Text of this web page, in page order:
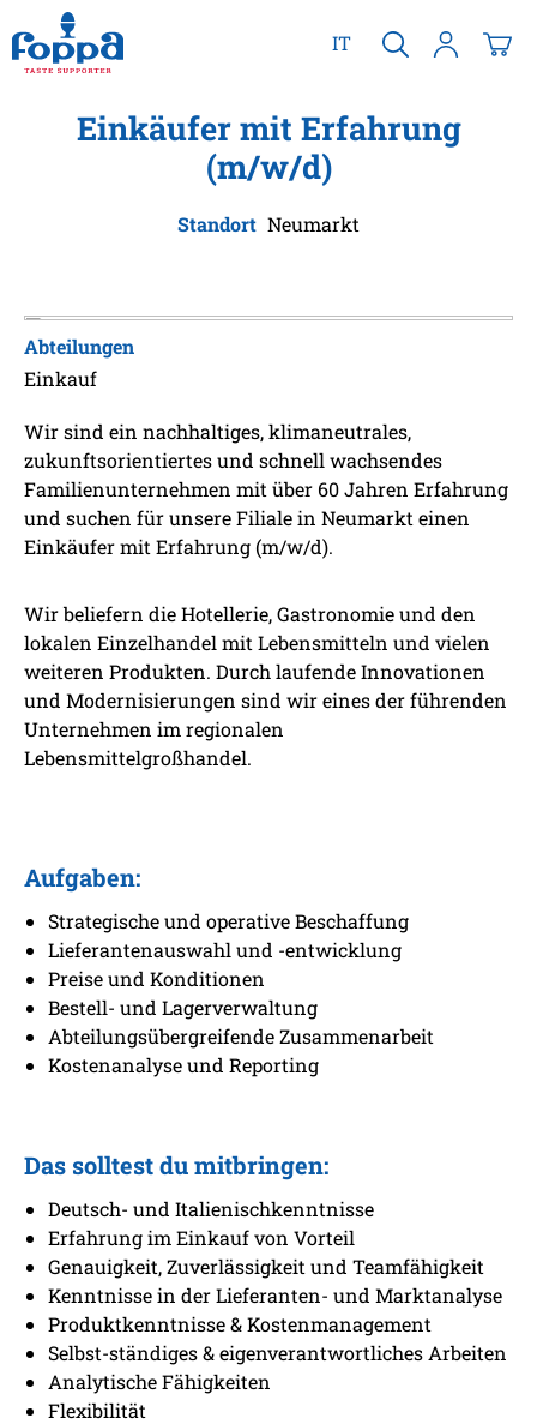
springen
IT
Einkäufer mit Erfahrung
(m/w/d)
Standort Neumarkt
Abteilungen
Einkauf
Wir sind ein nachhaltiges, klimaneutrales,
zukunftsorientiertes und schnell wachsendes
Familienunternehmen mit über 60 Jahren Erfahrung
und suchen für unsere Filiale in Neumarkt einen
Einkäufer mit Erfahrung (m/w/d).
Wir beliefern die Hotellerie, Gastronomie und den
lokalen Einzelhandel mit Lebensmitteln und vielen
weiteren Produkten. Durch laufende Innovationen
und Modernisierungen sind wir eines der führenden
Unternehmen im regionalen
Lebensmittelgroßhandel.
Aufgaben:
Strategische und operative Beschaffung
Lieferantenauswahl und -entwicklung
Preise und Konditionen
Bestell- und Lagerverwaltung
Abteilungsübergreifende Zusammenarbeit
Kostenanalyse und Reporting
Das solltest du mitbringen:
Deutsch- und Italienischkenntnisse
Erfahrung im Einkauf von Vorteil
Genauigkeit, Zuverlässigkeit und Teamfähigkeit
Kenntnisse in der Lieferanten- und Marktanalyse
Produktkenntnisse & Kostenmanagement
Selbst-ständiges & eigenverantwortliches Arbeiten
Analytische Fähigkeiten
Flexibilität